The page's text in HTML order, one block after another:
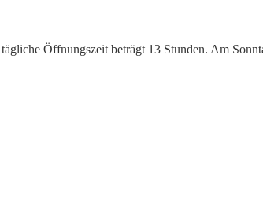
Öffnungszeit beträgt 13 Stunden. Am